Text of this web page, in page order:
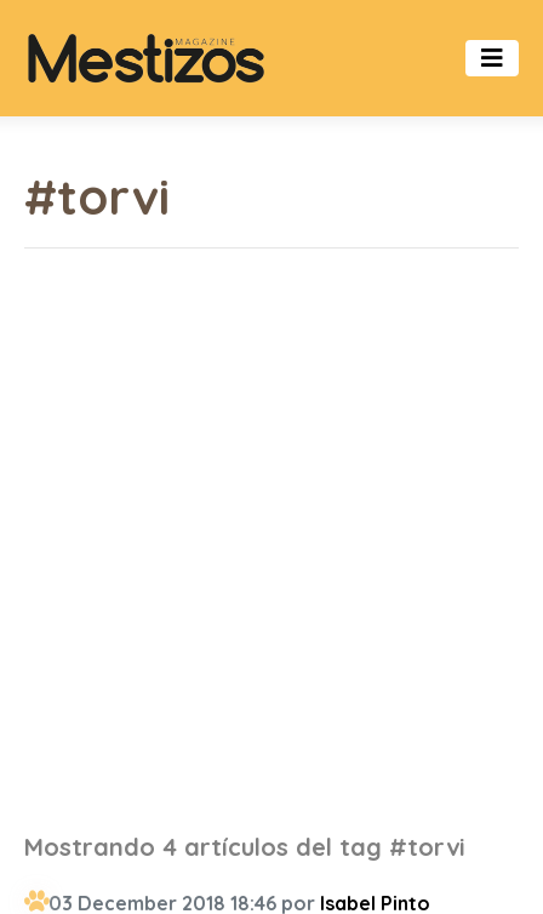
#torvi
Mostrando 4 artículos del tag #torvi
03 December 2018 18:46 por Isabel Pinto